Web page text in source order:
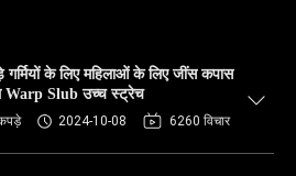
के लिए महिलाओं के लिए जींस कपास
Warp Slub उच्च स्ट्रेच
2024-10-08 6260 विचार